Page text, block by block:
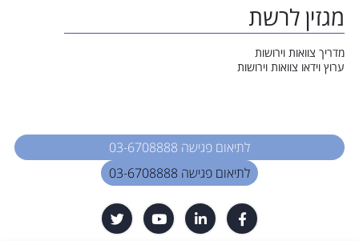
מגזין לרשת
מדריך צוואות וירושות
ערוץ וידאו צוואות וירושות
לתיאום פגישה 03-6708888
לתיאום פגישה 03-6708888